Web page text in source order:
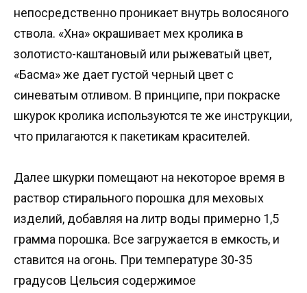
непосредственно проникает внутрь волосяного
ствола. «Хна» окрашивает мех кролика в
золотисто-каштановый или рыжеватый цвет,
«Басма» же дает густой черный цвет с
синеватым отливом. В принципе, при покраске
шкурок кролика используются те же инструкции,
что прилагаются к пакетикам красителей.
Далее шкурки помещают на некоторое время в
раствор стирального порошка для меховых
изделий, добавляя на литр воды примерно 1,5
грамма порошка. Все загружается в емкость, и
ставится на огонь. При температуре 30-35
градусов Цельсия содержимое